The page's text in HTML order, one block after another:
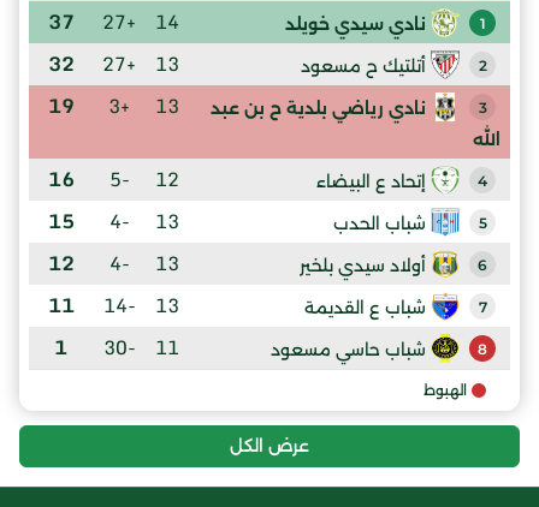
1 نادي سيدي خويلد 14
+27
37
2 أتلتيك ح مسعود 13
+27
32
3
نادي رياضي بلدية ح بن عبد
الله
13
+3
19
4 إتحاد ع البيضاء 12
-5
16
5 شباب الحدب 13
-4
15
6 أولاد سيدي بلخير 13
-4
12
7 شباب ع القديمة 13
-14
11
8 شباب حاسي مسعود 11
-30
1
الهبوط
عرض الكل